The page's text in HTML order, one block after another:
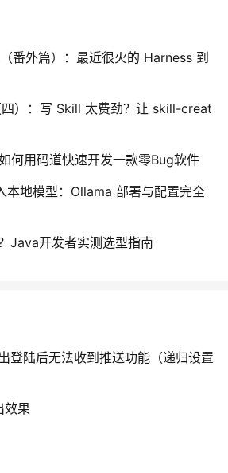
番外篇）：最近很火的 Harness 到
）：写 Skill 太费劲？让 skill-creat
何用码道快速开发一款零Bug软件
地模型：Ollama 部署与配置完全
Java开发者实测选型指南
登陆后无法收到推送功能（递归设置
效果